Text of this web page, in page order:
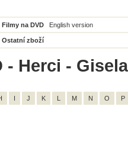
Filmy na DVD English version
Ostatní zboží
- Herci -
I J K L M N O P